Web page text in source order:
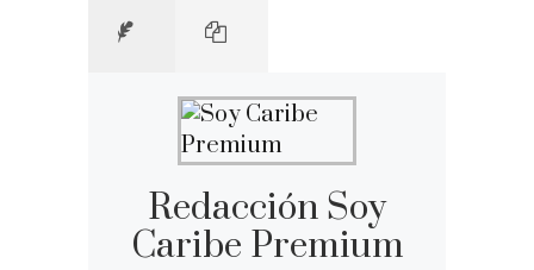
Redacción Soy
Caribe Premium